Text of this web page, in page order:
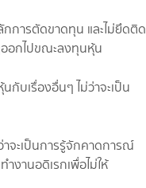
การตัดขาดทุน และไม่ยึดติด
อกไปขณะลงทุนหุ้น
กับเรื่องอื่นๆ ไม่ว่าจะเป็น
าจะเป็นการรู้จักคาดการณ์
งานอดิเรกเพื่อไม่ให้